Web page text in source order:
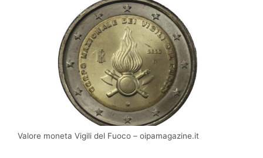
Valore moneta Vigili del Fuoco – oipamagazine.it